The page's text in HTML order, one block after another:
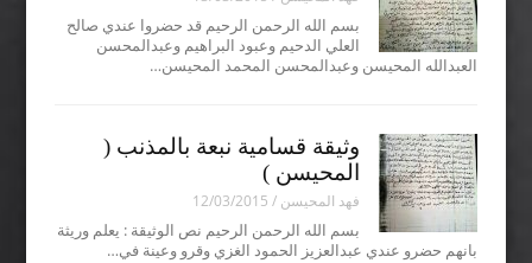
بسم الله الرحمن الرحيم قد حضروا عندي صالح
العلي الدحيم وعبود البراهيم وعبدالمحسن
العبدالله المحيسن وعبدالمحسن المحمد المحيسن…
وثيقة قسامية نبعة بالمذنب (
المحيسن )
فهد المحيسن /
12/03/2015
بسم الله الرحمن الرحيم نص الوثيقة : يعلم وريثة
بانهم حضرو عندي عبدالعزيز الحمود الغزي وقرو وعينة في…